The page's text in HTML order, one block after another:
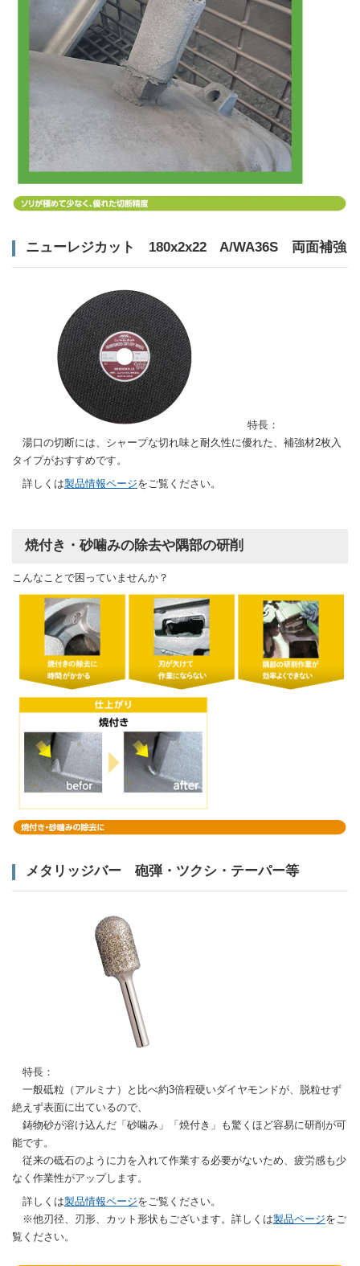
ニューレジカット 180x2x22 A/WA36S 両面補強
特長：
湯口の切断には、シャープな切れ味と耐久性に優れた、補強材2枚入
タイプがおすすめです。
詳しくは製品情報ページをご覧ください。
焼付き・砂噛みの除去や隅部の研削
こんなことで困っていませんか？
メタリッジバー 砲弾・ツクシ・テーパー等
特長：
一般砥粒（アルミナ）と比べ約3倍程硬いダイヤモンドが、脱粒せず
絶えず表面に出ているので、
鋳物砂が溶け込んだ「砂噛み」「焼付き」も驚くほど容易に研削が可
能です。
従来の砥石のように力を入れて作業する必要がないため、疲労感も少
なく作業性がアップします。
詳しくは製品情報ページをご覧ください。
※他刃径、刃形、カット形状もございます。詳しくは製品ページをご
覧ください。